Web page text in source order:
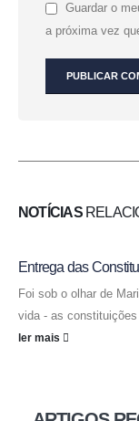
Guardar o
a próxima vez
NOTÍCIAS
Entrega das
Foi sob o olhar de
vida - as constituições
ler mais